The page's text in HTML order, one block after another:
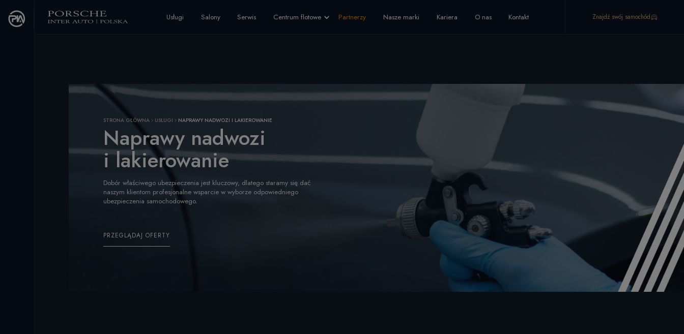
Usługi Salony Serwis Centrum flotowe Partnerzy Nasze marki Kariera O nas Kontakt Znajdź swój samochód
STRONA GŁÓWNA USŁUGI NAPRAWY NADWOZI I LAKIEROWANIE
Naprawy nadwozi
i lakierowanie
Dobór właściwego ubezpieczenia jest kluczowy, dlatego staramy się dać
naszym klientom profesjonalne wsparcie w wyborze odpowiedniego
ubezpieczenia samochodowego.
PRZEGLĄDAJ OFERTY